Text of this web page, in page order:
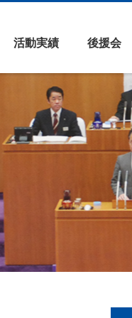
活動実績 後援会